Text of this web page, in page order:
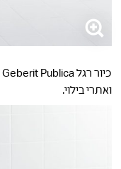
ואתרי בילוי.